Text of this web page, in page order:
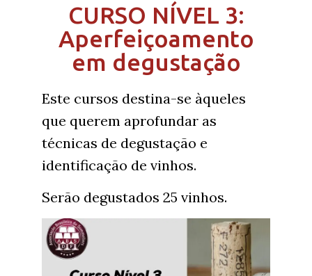
CURSO NÍVEL 3:
Aperfeiçoamento
em degustação
Este cursos destina-se àqueles
que querem aprofundar as
técnicas de degustação e
identificação de vinhos.
Serão degustados 25 vinhos.